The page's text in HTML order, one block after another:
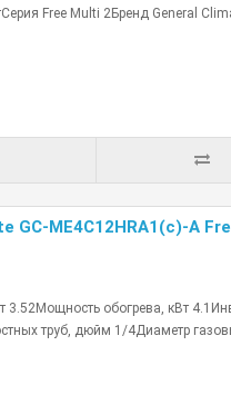
Free Multi 2Бренд General
GC-ME4С12HRA1(с)-A
обогрева, кВт
труб, дюйм 1/4Диаметр